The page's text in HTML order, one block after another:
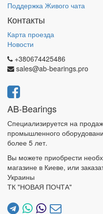
Поддержка Живого чата
Контакты
Карта проезда
Новости
+380674425486
sales@ab-bearings.pro
AB-Bearings
Специализируется на
промышленного
более 5 лет.
Вы можете приобрести
магазине в Киеве, или
Украины
ТК "НОВАЯ ПОЧТА"